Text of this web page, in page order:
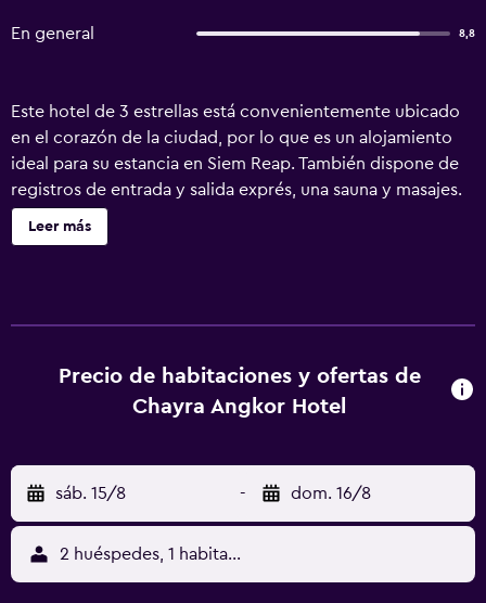
En general 8,8
Este hotel de 3 estrellas está convenientemente ubicado
en el corazón de la ciudad, por lo que es un alojamiento
ideal para su estancia en Siem Reap. También dispone de
registros de entrada y salida exprés, una sauna y masajes.
Chayra Angkor Hotel cuenta con alquiler de bicicletas,
recepción 24 horas y servicio de cambio de divisas. Los
una estancia muy agradable. Chayra Angkor Hotel está
cerca de las tiendas, los restaurantes y la vida nocturna de
para su comodidad.
Leer más
Precio de habitaciones y ofertas de
Chayra Angkor Hotel
sáb. 15/8 - dom. 16/8
2 huéspedes, 1 habitación